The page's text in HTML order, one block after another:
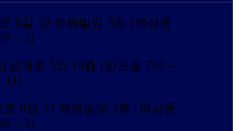
8길 33 청원빌딩 3층 (역삼동
– 5)
남대로 535 14층 (반포동 707 –
11)
8길 33 청원빌딩 3층 (역삼동
– 5)